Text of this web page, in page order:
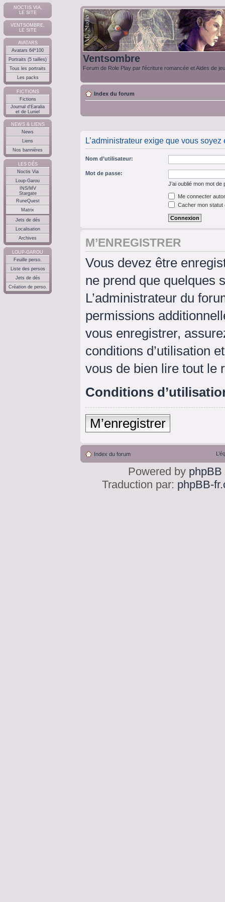
NOCTIS VIA,
LE SITE
VENTSOMBRE,
LE SITE
AVATARS
Avatars 64*100
Portraits (5 tailles)
Tous les portraits
Les packs
FICTIONS
Fictions
Journal d'Earalia
et de Luniel
NEWS & LIENS
News
Liens
Nos bannières
LES DÉS
Noctis Via
Loup-Garou
INS/MV
Stargate
RuneQuest
Matrix
Jets de dés
Localisation
Archives
LOUP-GAROU
Feuille perso.
Liste des persos
Jets de dés
Création de perso.
Ventsombre
Forum de Role Play par l'écriture romancée et Aides de
Index du forum
L’administrateur exige que vous
Nom d’utilisateur:
Mot de passe:
J’ai oublié mon mot de
Me connecter
Cacher mon statut
M’ENREGISTRER
Vous devez être
ne prend que quelques
L’administrateur du
permissions
vous enregistrer,
conditions d’utilisation
vous de bien lire tout le
Conditions
M’enregistrer
Index du forum
Powered by phpBB
Traduction par: phpBB-